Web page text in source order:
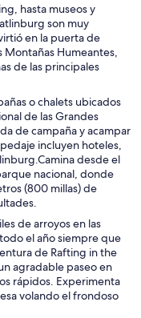
hasta museos y
son muy
en la puerta de
Humeantes,
de las principales
o chalets ubicados
de las Grandes
de campaña y acampar
incluyen hoteles,
desde el
nacional, donde
(800 millas) de
de arroyos en las
el año siempre que
de Rafting in the
agradable paseo en
rápidos. Experimenta
volando el frondoso